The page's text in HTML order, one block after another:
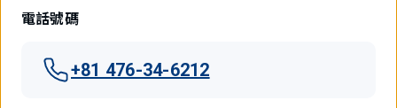
電話號碼
+81 476-34-6212